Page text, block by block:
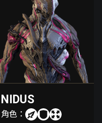
NIDUS
角色：